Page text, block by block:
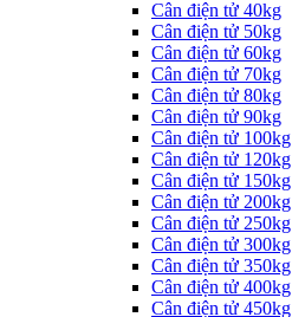
Cân điện tử 40kg
Cân điện tử 50kg
Cân điện tử 60kg
Cân điện tử 70kg
Cân điện tử 80kg
Cân điện tử 90kg
Cân điện tử 100kg
Cân điện tử 120kg
Cân điện tử 150kg
Cân điện tử 200kg
Cân điện tử 250kg
Cân điện tử 300kg
Cân điện tử 350kg
Cân điện tử 400kg
Cân điện tử 450kg